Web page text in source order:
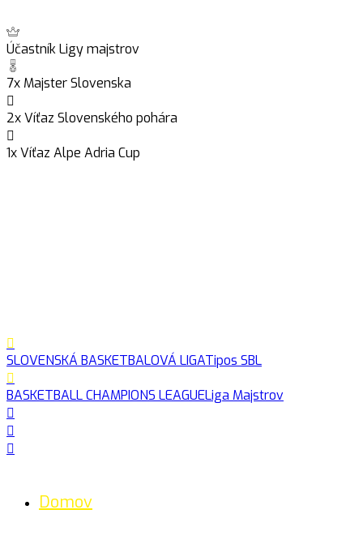
Účastník Ligy majstrov
7x Majster Slovenska
2x Víťaz Slovenského pohára
1x Víťaz Alpe Adria Cup
SLOVENSKÁ BASKETBALOVÁ LIGATipos SBL
BASKETBALL CHAMPIONS LEAGUELiga Majstrov
Domov